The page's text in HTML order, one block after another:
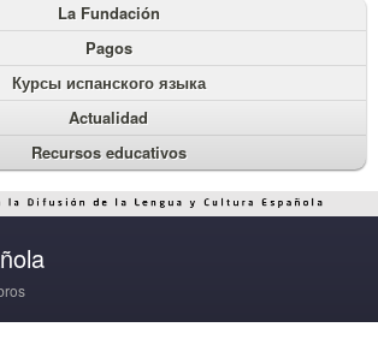
La Fundación
Pagos
Курсы испанского языка
Actualidad
Recursos educativos